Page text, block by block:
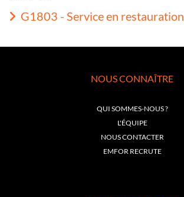
G1803 - Service en restauration
NOUS CONNAÎTRE
QUI SOMMES-NOUS ?
L'ÉQUIPE
NOUS CONTACTER
EMFOR RECRUTE